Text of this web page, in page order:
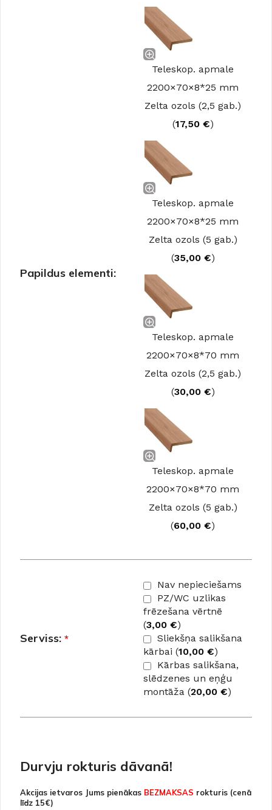
Papildus elementi:
Teleskop. apmale
2200×70×8*25 mm
Zelta ozols (2,5 gab.)
(17,50 €)
Teleskop. apmale
2200×70×8*25 mm
Zelta ozols (5 gab.)
(35,00 €)
Teleskop. apmale
2200×70×8*70 mm
Zelta ozols (2,5 gab.)
(30,00 €)
Teleskop. apmale
2200×70×8*70 mm
Zelta ozols (5 gab.)
(60,00 €)
Serviss: *
Nav nepieciešams
PZ/WC uzlikas
frēzešana vērtnē
(3,00 €)
Sliekšņa salikšana
kārbai (10,00 €)
Kārbas salikšana,
slēdzenes un eņģu
montāža (20,00 €)
Durvju rokturis dāvanā!
Akcijas ietvaros Jums pienākas BEZMAKSAS rokturis (cenā
līdz 15€)